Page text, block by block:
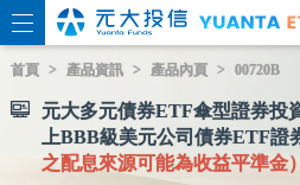
首頁 產品資訊 產品內頁 00720B
元大多元債券ETF傘型證券投
上BBB級美元公司債券ETF
之配息來源可能為收益平準金）